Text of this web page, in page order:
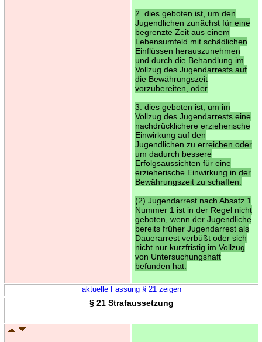
2. dies geboten ist, um den
Jugendlichen zunächst für eine
begrenzte Zeit aus einem
Lebensumfeld mit schädlichen
Einflüssen herauszunehmen
und durch die Behandlung im
Vollzug des Jugendarrests auf
die Bewährungszeit
vorzubereiten, oder
3. dies geboten ist, um im
Vollzug des Jugendarrests eine
nachdrücklichere erzieherische
Einwirkung auf den
Jugendlichen zu erreichen oder
um dadurch bessere
Erfolgsaussichten für eine
erzieherische Einwirkung in der
Bewährungszeit zu schaffen.
(2) Jugendarrest nach Absatz 1
Nummer 1 ist in der Regel nicht
geboten, wenn der Jugendliche
bereits früher Jugendarrest als
Dauerarrest verbüßt oder sich
nicht nur kurzfristig im Vollzug
von Untersuchungshaft
befunden hat.
aktuelle Fassung § 21 zeigen
§ 21 Strafaussetzung